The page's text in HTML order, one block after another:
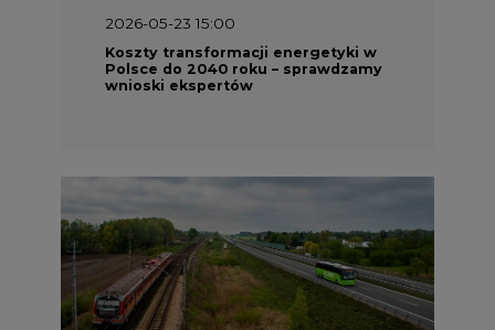
2026-05-23 15:00
Koszty transformacji energetyki w
Polsce do 2040 roku – sprawdzamy
wnioski ekspertów